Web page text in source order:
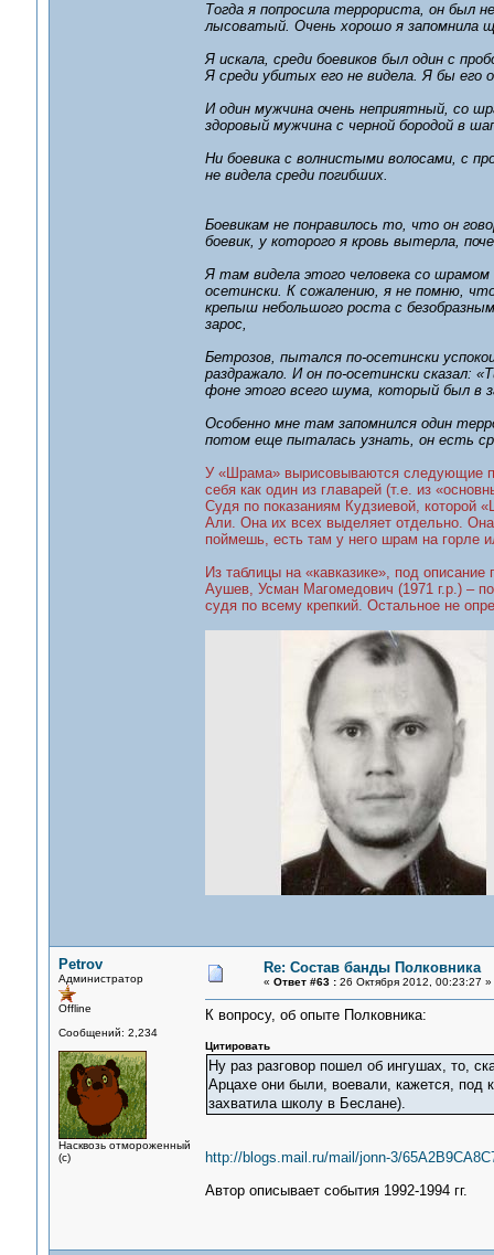
Тогда я попросила террориста, он был
лысоватый. Очень хорошо я запомнила
Я искала, среди боевиков был один с
Я среди убитых его не видела. Я бы его
И один мужчина очень неприятный, со
здоровый мужчина с черной бородой в
Ни боевика с волнистыми волосами, с
не видела среди погибших.
Боевикам не понравилось то, что он
боевик, у которого я кровь вытерла,
Я там видела этого человека со
осетински. К сожалению, я не помню,
крепыш небольшого роста с
зарос,
Бетрозов, пытался по-осетински
раздражало. И он по-осетински сказал:
фоне этого всего шума, который был в
Особенно мне там запомнился один
потом еще пыталась узнать, он есть
У «Шрама» вырисовываются следующие
себя как один из главарей (т.е. из
Судя по показаниям Кудзиевой, которой
Али. Она их всех выделяет отдельно.
поймешь, есть там у него шрам на горле
Из таблицы на «кавказике», под
Аушев, Усман Магомедович (1971 г.р.) –
судя по всему крепкий. Остальное не
Petrov
Администратор
Offline
Сообщений: 2,234
Насквозь отмороженный
(с)
Re: Состав банды Полковника
« Ответ #63 :26 Октября 2012, 00:23:27 »
К вопросу, об опыте Полковника:
Цитировать
Ну раз разговор пошел об ингушах, то,
Арцахе они были, воевали, кажется, под
захватила школу в Беслане).
http://blogs.mail.ru/mail/jonn-3/
Автор описывает события 1992-1994 гг.